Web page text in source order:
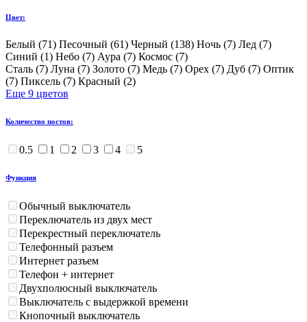
Цвет:
Белый (71) Песочный (61) Черный (138) Ночь (7) Лед (7)
Синий (1) Небо (7) Аура (7) Космоc (7)
Сталь (7) Луна (7) Золото (7) Медь (7) Орех (7) Дуб (7) Оптик
(7) Пиксель (7) Красный (2)
Еще 9 цветов
Количество постов:
0.5 1 2 3 4 5
Функция
Обычный выключатель
Переключатель из двух мест
Перекрестный переключатель
Телефонный разъем
Интернет разъем
Телефон + интернет
Двухполюсный выключатель
Выключатель с выдержкой времени
Кнопочный выключатель